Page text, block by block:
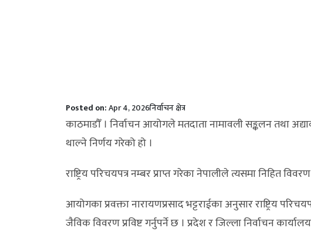
Posted on:Apr 4, 2026निर्वाचन क्षेत्र
काठमाडौँ । निर्वाचन आयोगले मतदाता नामावली सङ्कलन तथा
थाल्ने निर्णय गरेको हो ।
राष्ट्रिय परिचयपत्र नम्बर प्राप्त गरेका नेपालीले त्यसमा निहित
आयोगका प्रवक्ता नारायणप्रसाद भट्टराईका अनुसार राष्ट्रिय
जैविक विवरण प्रविष्ट गर्नुपर्ने छ । प्रदेश र जिल्ला निर्वाचन